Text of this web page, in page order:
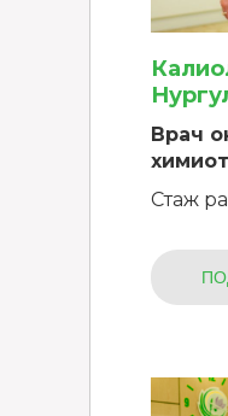
Врач
Стаж